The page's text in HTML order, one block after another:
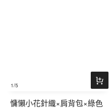
1/5
慵懶小花針織×肩背包×綠色